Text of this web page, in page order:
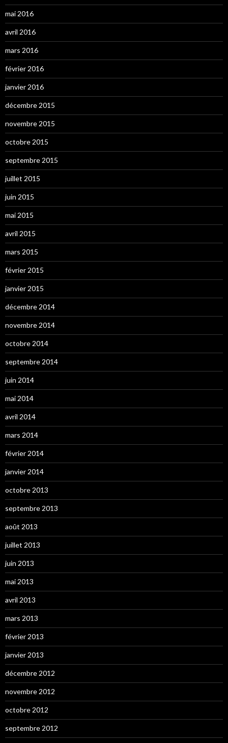
mai 2016
avril 2016
mars 2016
février 2016
janvier 2016
décembre 2015
novembre 2015
octobre 2015
septembre 2015
juillet 2015
juin 2015
mai 2015
avril 2015
mars 2015
février 2015
janvier 2015
décembre 2014
novembre 2014
octobre 2014
septembre 2014
juin 2014
mai 2014
avril 2014
mars 2014
février 2014
janvier 2014
octobre 2013
septembre 2013
août 2013
juillet 2013
juin 2013
mai 2013
avril 2013
mars 2013
février 2013
janvier 2013
décembre 2012
novembre 2012
octobre 2012
septembre 2012